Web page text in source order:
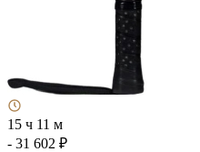
15 ч 11 м
- 31 602 ₽